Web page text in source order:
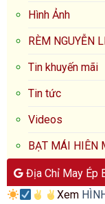
Hình Ảnh
RÈM NGUYỄN
Tin khuyến mãi
Tin tức
Videos
BẠT MÁI HIÊN
Địa Chỉ May Ép
Xem